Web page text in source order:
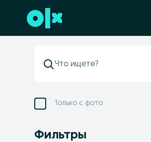
Перейти к нижнему колонтитулу
Только с фото
Фильтры